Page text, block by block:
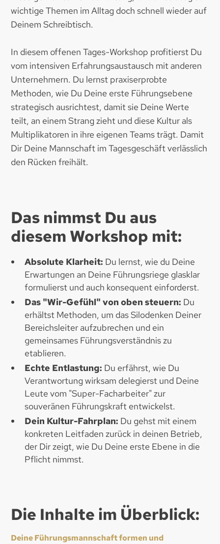
wichtige Themen im Alltag doch schnell wieder auf
Deinem Schreibtisch.
In diesem offenen Tages-Workshop profitierst Du
vom intensiven Erfahrungsaustausch mit anderen
Unternehmern. Du lernst praxiserprobte
Methoden, wie Du Deine erste Führungsebene
strategisch ausrichtest, damit sie Deine Werte
teilt, an einem Strang zieht und diese Kultur als
Multiplikatoren in ihre eigenen Teams trägt. Damit
Dir Deine Mannschaft im Tagesgeschäft verlässlich
den Rücken freihält.
Das nimmst Du aus
diesem Workshop mit:
Absolute Klarheit: Du lernst, wie du Deine
Erwartungen an Deine Führungsriege glasklar
formulierst und auch konsequent einforderst.
Das "Wir-Gefühl" von oben steuern: Du
erhältst Methoden, um das Silodenken Deiner
Bereichsleiter aufzubrechen und ein
gemeinsames Führungsverständnis zu
etablieren.
Echte Entlastung: Du erfährst, wie Du
Verantwortung wirksam delegierst und Deine
Leute vom "Super-Facharbeiter" zur
souveränen Führungskraft entwickelst.
Dein Kultur-Fahrplan: Du gehst mit einem
konkreten Leitfaden zurück in deinen Betrieb,
der Dir zeigt, wie Du Deine erste Ebene in die
Pflicht nimmst.
Die Inhalte im Überblick:
Deine Führungsmannschaft formen und